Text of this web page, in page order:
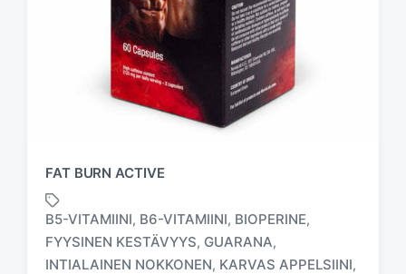
FAT BURN ACTIVE
B5-VITAMIINI, B6-VITAMIINI, BIOPERINE,
FYYSINEN KESTÄVYYS, GUARANA,
INTIALAINEN NOKKONEN, KARVAS APPELSIINI,